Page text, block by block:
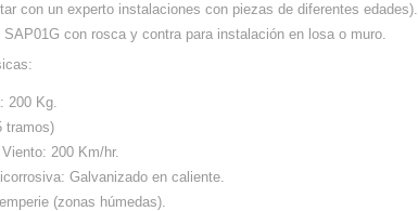
con un experto instalaciones con piezas de diferentes edades).
SAP01G con rosca y contra para instalación en losa o muro.
200 Kg.
tramos)
200 Km/hr.
Galvanizado en caliente.
(zonas húmedas).